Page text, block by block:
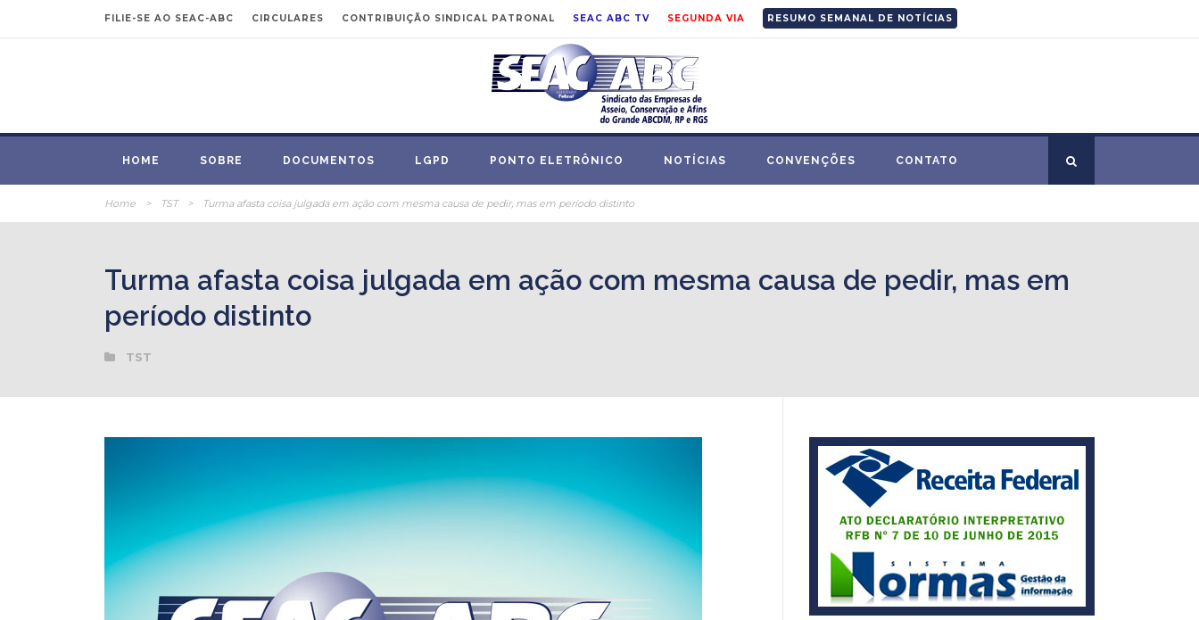
FILIE-SE AO SEAC-ABC CIRCULARES CONTRIBUIÇÃO SINDICAL PATRONAL SEAC ABC TV SEGUNDA VIA RESUMO SEMANAL DE NOTÍCIAS
HOME SOBRE DOCUMENTOS LGPD PONTO ELETRÔNICO NOTÍCIAS CONVENÇÕES CONTATO
Home > TST > Turma afasta coisa julgada em ação com mesma causa de pedir, mas em período distinto
Turma afasta coisa julgada em ação com mesma causa de pedir, mas em
período distinto
TST